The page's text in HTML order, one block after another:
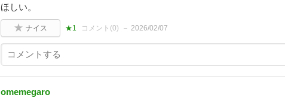
ほしい。
ナイス ★1 コメント(0) 2026/02/07
omemegaro